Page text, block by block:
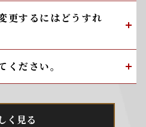
更するにはどうすれ
ださい。
く見る